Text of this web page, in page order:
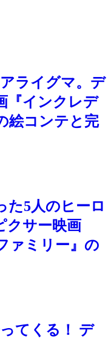
ライグマ。デ
『インクレデ
絵コンテと完
た5人のヒーロ
クサー映画
ァミリー』の
てくる！ デ